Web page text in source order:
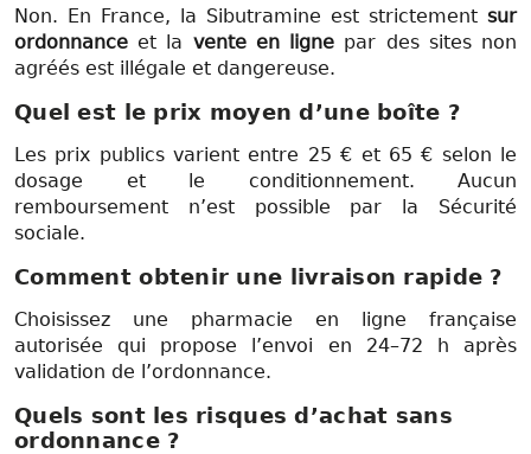
Non. En France, la Sibutramine est strictement sur
ordonnance et la vente en ligne par des sites non
agréés est illégale et dangereuse.
Quel est le prix moyen d’une boîte ?
Les prix publics varient entre 25 € et 65 € selon le
dosage et le conditionnement. Aucun
remboursement n’est possible par la Sécurité
sociale.
Comment obtenir une livraison rapide ?
Choisissez une pharmacie en ligne française
autorisée qui propose l’envoi en 24–72 h après
validation de l’ordonnance.
Quels sont les risques d’achat sans
ordonnance ?